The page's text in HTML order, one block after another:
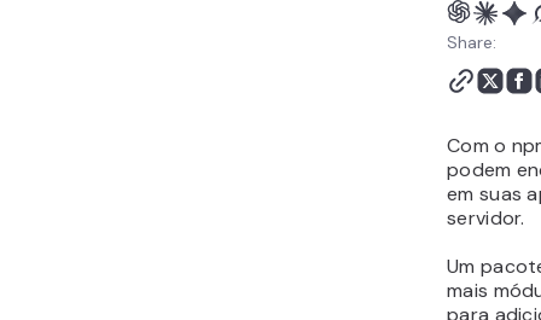
Share:
Com o
podem
em suas
servidor.
Um
mais
para